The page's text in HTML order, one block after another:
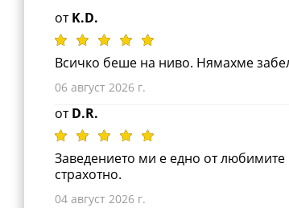
отK.D.
Всичко беше на ниво. Нямахме
06 август 2026 г.
отD.R.
Заведението ми е едно от любимите
страхотно.
04 август 2026 г.